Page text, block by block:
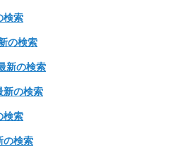
検索
の検索
新の検索
新の検索
検索
の検索